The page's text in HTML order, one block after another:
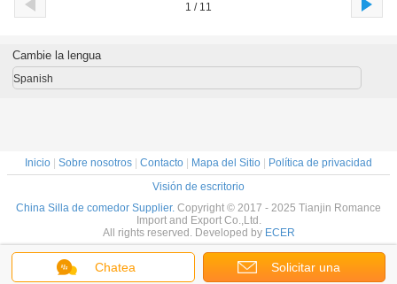
1 / 11
Chatea Solicitar una
Cambie la lengua
Spanish
Inicio Sobre nosotros Contacto Mapa del Sitio
Política de privacidad
Visión de escritorio
China Silla de comedor Supplier. Copyright © 2017 - 2025 Tianjin Romance
Import and Export Co.,Ltd.
All rights reserved. Developed by ECER